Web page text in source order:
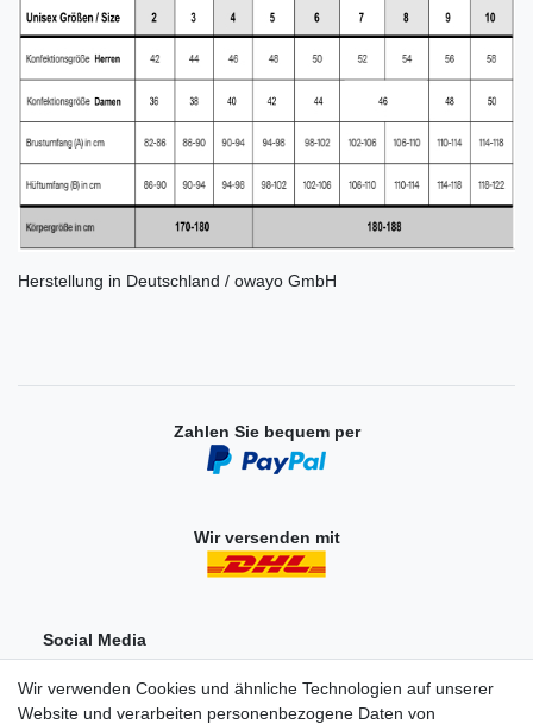
Herstellung in Deutschland / owayo GmbH
Zahlen Sie bequem per
Wir versenden mit
Social Media
Wir verwenden Cookies und ähnliche Technologien auf unserer
Website und verarbeiten personenbezogene Daten von